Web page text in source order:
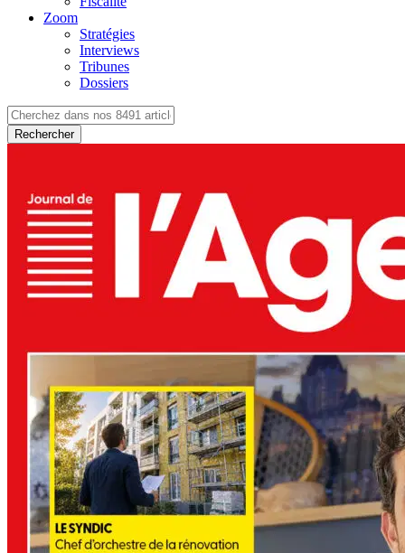
Zoom
Stratégies
Interviews
Tribunes
Dossiers
Rechercher